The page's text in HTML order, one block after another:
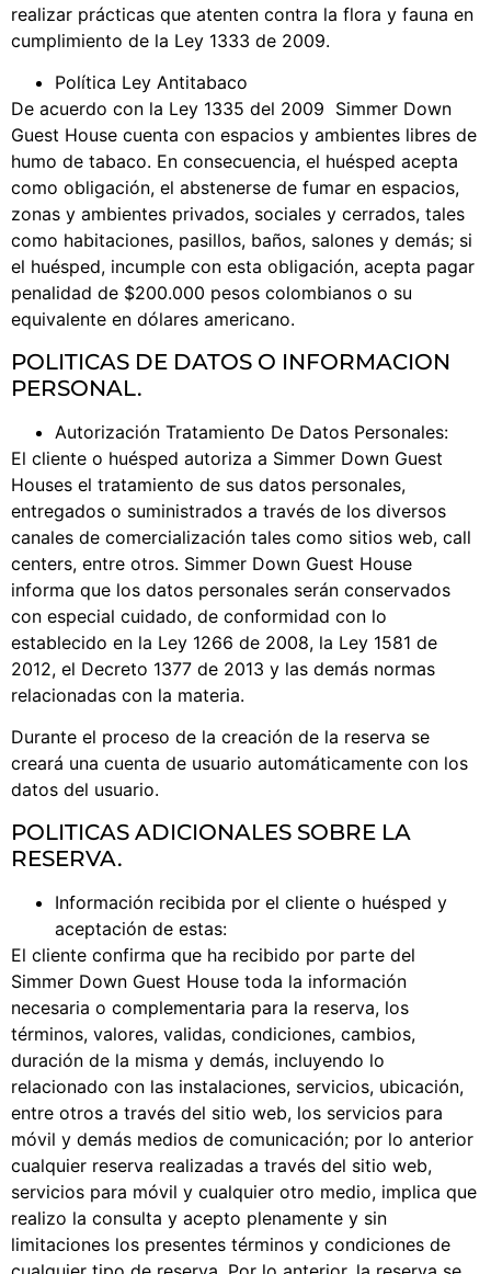
realizar prácticas que atenten contra la flora y fauna en
cumplimiento de la Ley 1333 de 2009.
Política Ley Antitabaco
De acuerdo con la Ley 1335 del 2009 Simmer Down
Guest House cuenta con espacios y ambientes libres de
humo de tabaco. En consecuencia, el huésped acepta
como obligación, el abstenerse de fumar en espacios,
zonas y ambientes privados, sociales y cerrados, tales
como habitaciones, pasillos, baños, salones y demás; si
el huésped, incumple con esta obligación, acepta pagar
penalidad de $200.000 pesos colombianos o su
equivalente en dólares americano.
POLITICAS DE DATOS O INFORMACION
PERSONAL.
Autorización Tratamiento De Datos Personales:
El cliente o huésped autoriza a Simmer Down Guest
Houses el tratamiento de sus datos personales,
entregados o suministrados a través de los diversos
canales de comercialización tales como sitios web, call
centers, entre otros. Simmer Down Guest House
informa que los datos personales serán conservados
con especial cuidado, de conformidad con lo
establecido en la Ley 1266 de 2008, la Ley 1581 de
2012, el Decreto 1377 de 2013 y las demás normas
relacionadas con la materia.
Durante el proceso de la creación de la reserva se
creará una cuenta de usuario automáticamente con los
datos del usuario.
POLITICAS ADICIONALES SOBRE LA
RESERVA.
Información recibida por el cliente o huésped y
aceptación de estas:
El cliente confirma que ha recibido por parte del
Simmer Down Guest House toda la información
necesaria o complementaria para la reserva, los
términos, valores, validas, condiciones, cambios,
duración de la misma y demás, incluyendo lo
relacionado con las instalaciones, servicios, ubicación,
entre otros a través del sitio web, los servicios para
móvil y demás medios de comunicación; por lo anterior
cualquier reserva realizadas a través del sitio web,
servicios para móvil y cualquier otro medio, implica que
realizo la consulta y acepto plenamente y sin
limitaciones los presentes términos y condiciones de